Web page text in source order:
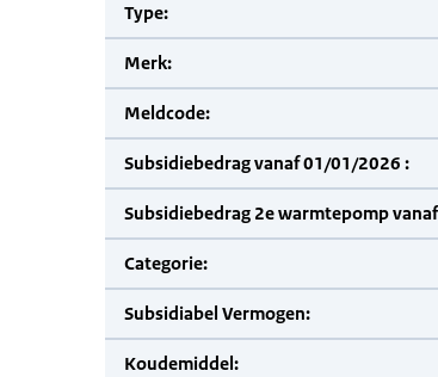
Type:
Merk:
Meldcode:
Subsidiebedrag vanaf 01/01/2026 :
Subsidiebedrag 2e warmtepomp
Categorie:
Subsidiabel Vermogen:
Koudemiddel: